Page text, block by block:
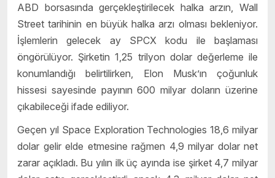
ABD borsasında gerçekleştirilecek halka arzın, Wall
Street tarihinin en büyük halka arzı olması bekleniyor.
İşlemlerin gelecek ay SPCX kodu ile başlaması
öngörülüyor. Şirketin 1,25 trilyon dolar değerleme ile
konumlandığı belirtilirken, Elon Musk’ın çoğunluk
hissesi sayesinde payının 600 milyar doların üzerine
çıkabileceği ifade ediliyor.
Geçen yıl Space Exploration Technologies 18,6 milyar
dolar gelir elde etmesine rağmen 4,9 milyar dolar net
zarar açıkladı. Bu yılın ilk üç ayında ise şirket 4,7 milyar